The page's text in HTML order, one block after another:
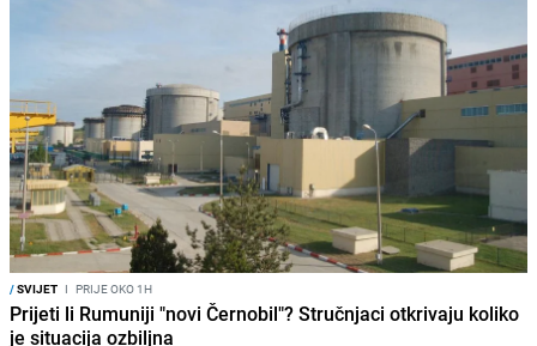
/SVIJET I PRIJE OKO 1H
Prijeti li Rumuniji "novi Černobil"? Stručnjaci otkrivaju koliko
je situacija ozbiljna